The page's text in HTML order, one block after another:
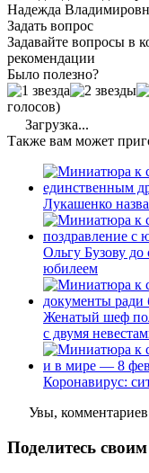
Надежда
Задать вопрос
Задавайте вопросы в
рекомендации
Было полезно?
голосов)
Загрузка...
Также вам может
Лукашенко
Ольгу Бузову до
юбилеем
Женатый шеф
с двумя
Коронавирус:
Увы,
Поделитесь